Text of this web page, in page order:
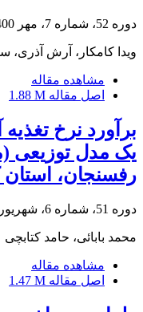
دوره 52، شماره 7، مهر 1400، صفحه
ویدا کامکار، آرش
مشاهده مقاله
اصل مقاله 1.88 M
برآورد نرخ تغذیه
یک مدل توزیعی
رفسنجان،
دوره 51، شماره 6، شهریور 1399، صفحه
محمد بابائی، حامد کتابچی
مشاهده مقاله
اصل مقاله 1.47 M